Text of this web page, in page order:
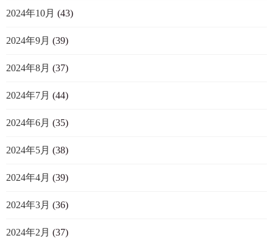
2024年10月 (43)
2024年9月 (39)
2024年8月 (37)
2024年7月 (44)
2024年6月 (35)
2024年5月 (38)
2024年4月 (39)
2024年3月 (36)
2024年2月 (37)